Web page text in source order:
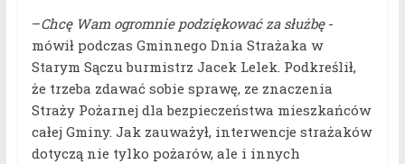
–Chcę Wam ogromnie podziękować za służbę-
mówił podczas Gminnego Dnia Strażaka w
Starym Sączu burmistrz Jacek Lelek. Podkreślił,
że trzeba zdawać sobie sprawę, ze znaczenia
Straży Pożarnej dla bezpieczeństwa mieszkańców
całej Gminy. Jak zauważył, interwencje strażaków
dotyczą nie tylko pożarów, ale i innych